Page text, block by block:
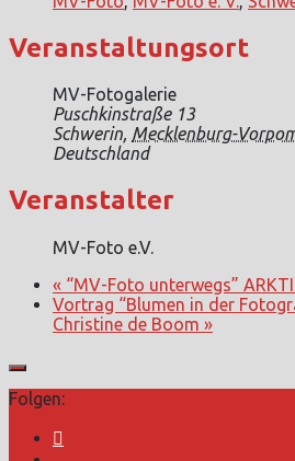
Veranstaltungsort
MV-Fotogalerie
Puschkinstraße 13
Schwerin, Mecklenburg-
Deutschland
Veranstalter
MV-Foto e.V.
« “MV-Foto unterwegs”
Vortrag “Blumen in der
Christine de Boom »
Folgen: